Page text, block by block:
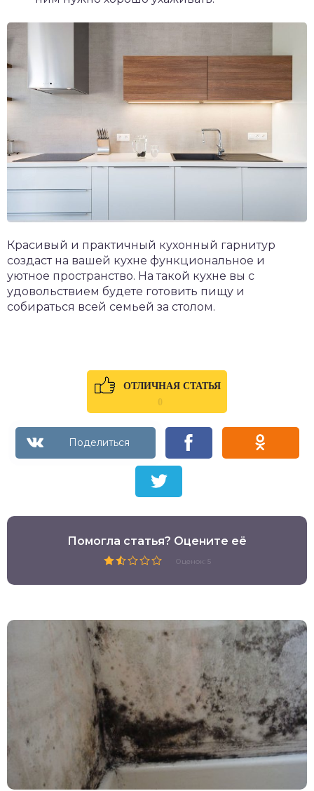
Красивый и практичный кухонный гарнитур
создаст на вашей кухне функциональное и
уютное пространство. На такой кухне вы с
удовольствием будете готовить пищу и
собираться всей семьей за столом.
ОТЛИЧНАЯ СТАТЬЯ
0
Помогла статья? Оцените её
Оценок: 5